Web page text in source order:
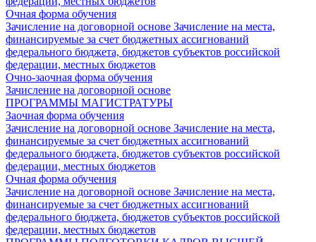
Очная форма обучения
Зачисление на договорной основе Зачисление на места,
финансируемые за счет бюджетных ассигнований
федерального бюджета, бюджетов субъектов российской
федерации, местных бюджетов
Очно-заочная форма обучения
Зачисление на договорной основе
ПРОГРАММЫ МАГИСТРАТУРЫ
Заочная форма обучения
Зачисление на договорной основе Зачисление на места,
финансируемые за счет бюджетных ассигнований
федерального бюджета, бюджетов субъектов российской
федерации, местных бюджетов
Очная форма обучения
Зачисление на договорной основе Зачисление на места,
финансируемые за счет бюджетных ассигнований
федерального бюджета, бюджетов субъектов российской
федерации, местных бюджетов